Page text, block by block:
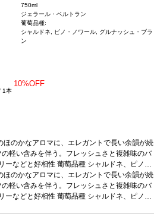
750ml
ジェラール・ベルトラン
葡萄品種:
シャルドネ, ピノ・ノワール, グルナッシュ・ブラ
ン
1本
10%OFF
ほのかなアロマに、エレガントで長い余韻が続
軽い含みを伴う。フレッシュさと複雑味のバ
ーなどと好相性 葡萄品種 シャルドネ、ピノ・
証ABオーガニック
ほのかなアロマに、エレガントで長い余韻が続
軽い含みを伴う。フレッシュさと複雑味のバ
ーなどと好相性 葡萄品種 シャルドネ、ピノ・